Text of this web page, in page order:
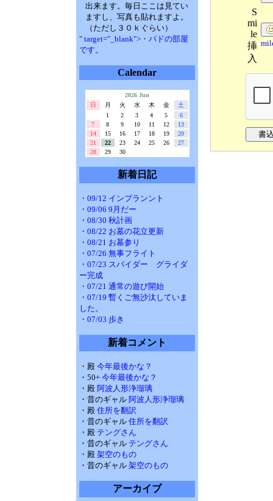
出来ます。毎日ここは見てい
ますし、写真も貼れますよ。
（ただし３０ｋぐらい）
" target="_blank">・パドの部屋
です。
Calendar
2026 Jun
日
月 火 水 木 金
土
1
2 3 4 5
6
7
8 9 10 11 12
13
14
15 16 17 18 19
20
21
22 23 24 25 26
27
28
29 30
新着日記
・09/12 インプランント
・09/06 9月だー
・08/30 秋計画
・08/22 お墓の花立更新
・08/21 お墓参り
・07/26 無事フライト
・07/23 スパイダー グライダ
ー完成
・07/21 通常の遊び開始
・07/19 暫くご無沙汰していま
した。
・07/03 歩き
新着コメント
・殿 今年最後かな？
・50+ 今年最後かな？
・殿 阿波人形浄瑠璃
・昔のギャル 阿波人形浄瑠璃
・殿 住所を翻訳
・昔のギャル 住所を翻訳
・殿 テングさん
・昔のギャル テングさん
・殿 架空のもの
・昔のギャル 架空のもの
アーカイブ
S
mi
le
挿
入